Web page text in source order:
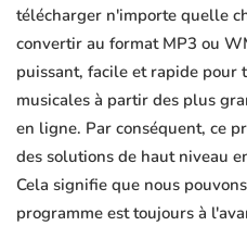
télécharger n'importe quelle
convertir au format MP3 ou
puissant, facile et rapide pour
musicales à partir des plus
en ligne. Par conséquent, ce
des solutions de haut niveau
Cela signifie que nous
programme est toujours à